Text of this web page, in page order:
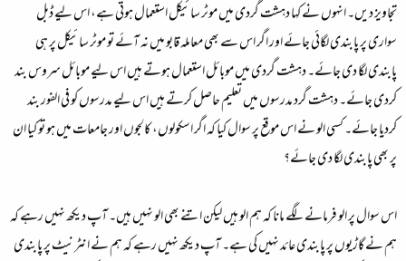
تجاویز دیں۔ انہوں نے کہا دہشت گردی میں موٹر سائیکل استعمال ہوتی ہے، اس لیے ڈبل
سواری پر پابندی لگائی جائے اور اگر اس سے بھی معاملہ قابو میں نہ آئے تو موٹر سائیکل پر ہی
پابندی لگا دی جائے۔ دہشت گردی میں موبائل استعمال ہوتے ہیں اس لیے موبائل سروس بند
کردی جائے۔ دہشت گرد مدرسوں میں تعلیم حاصل کرتے ہیں اس لیے مدرسوں کو فی الفور بند
کردیا جائے۔ کسی الو نے اس موقع پر سوال کیا کہ اگر اسکولوں، کالجوں اور جامعات میں ہو تو کیا ان
پر بھی پابندی لگا دی جائے؟
اس سوال پر الو فرمانے لگے مانا کہ ہم الو ہیں لیکن اتنے بھی الو نہیں ہیں۔ آپ دیکھ نہیں رہے کہ
ہم نے گاڑیوں پر پابندی عائد نہیں کی ہے۔ آپ دیکھ نہیں رہے کہ ہم نے انٹرنیٹ پر پابندی